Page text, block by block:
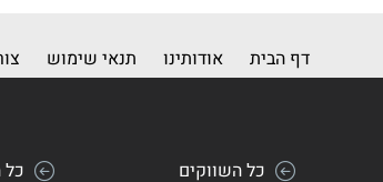
דף הבית אודותינו תנאי שימוש
כל השווקים כל